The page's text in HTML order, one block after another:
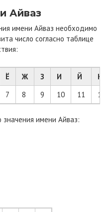
Айваз
имени Айваз необходимо
число согласно таблице
Ё Ж З И Й
К
7 8 9 10 11 12
значения имени Айваз: